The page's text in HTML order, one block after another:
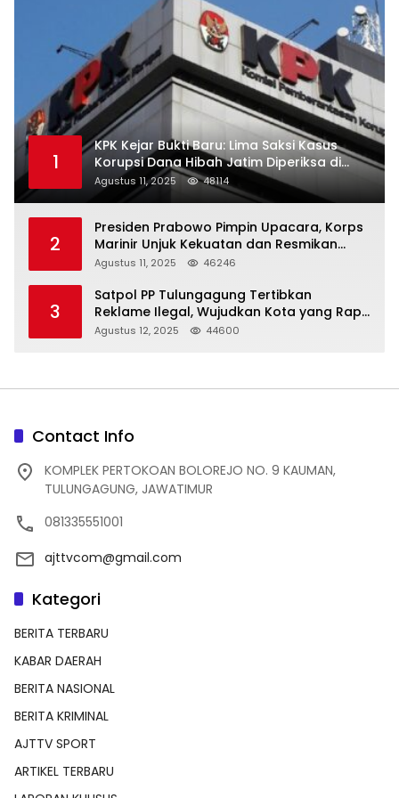
1
KPK Kejar Bukti Baru: Lima Saksi Kasus
Korupsi Dana Hibah Jatim Diperiksa di
Trenggalek
Agustus 11, 2025 48114
2
Presiden Prabowo Pimpin Upacara, Korps
Marinir Unjuk Kekuatan dan Resmikan
Struktur Baru
Agustus 11, 2025 46246
3
Satpol PP Tulungagung Tertibkan
Reklame Ilegal, Wujudkan Kota yang Rapi
dan Indah
Agustus 12, 2025 44600
Contact Info
KOMPLEK PERTOKOAN BOLOREJO NO. 9 KAUMAN,
TULUNGAGUNG, JAWATIMUR
081335551001
ajttvcom@gmail.com
Kategori
BERITA TERBARU
KABAR DAERAH
BERITA NASIONAL
BERITA KRIMINAL
AJTTV SPORT
ARTIKEL TERBARU